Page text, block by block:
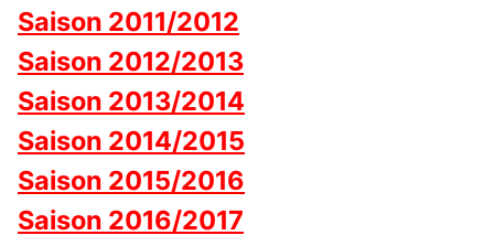
Saison 2011/2012
Saison 2012/2013
Saison 2013/2014
Saison 2014/2015
Saison 2015/2016
Saison 2016/2017